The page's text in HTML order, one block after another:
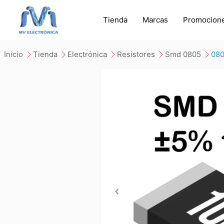
Tienda Marcas
inicio tienda electrónica resistores smd 0805